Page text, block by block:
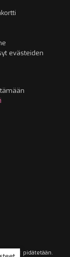
evästeiden
pidätetään.